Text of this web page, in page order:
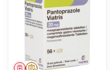
Sur prescription
Médicament